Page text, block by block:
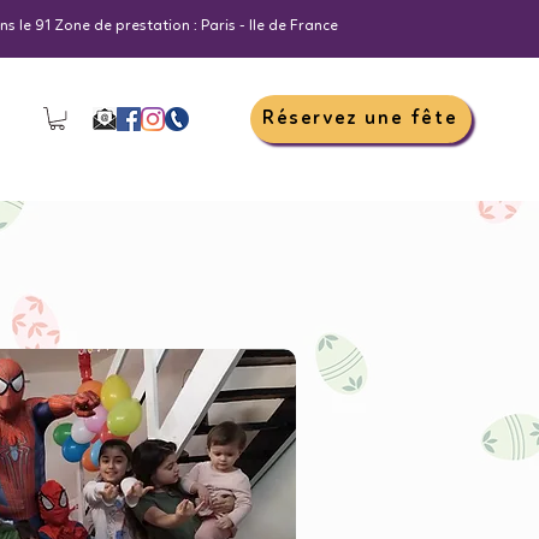
le 91 Zone de prestation : Paris - Ile de France
Réservez une fête